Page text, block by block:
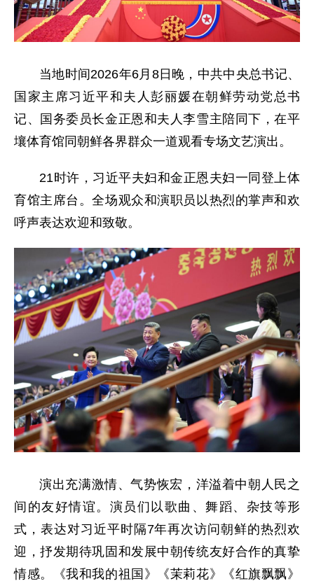
当地时间2026年6月8日晚，中共中央总书记、
国家主席习近平和夫人彭丽媛在朝鲜劳动党总书
记、国务委员长金正恩和夫人李雪主陪同下，在平
壤体育馆同朝鲜各界群众一道观看专场文艺演出。
21时许，习近平夫妇和金正恩夫妇一同登上体
育馆主席台。全场观众和演职员以热烈的掌声和欢
呼声表达欢迎和致敬。
演出充满激情、气势恢宏，洋溢着中朝人民之
间的友好情谊。演员们以歌曲、舞蹈、杂技等形
式，表达对习近平时隔7年再次访问朝鲜的热烈欢
迎，抒发期待巩固和发展中朝传统友好合作的真挚
情感。《我和我的祖国》《茉莉花》《红旗飘飘》